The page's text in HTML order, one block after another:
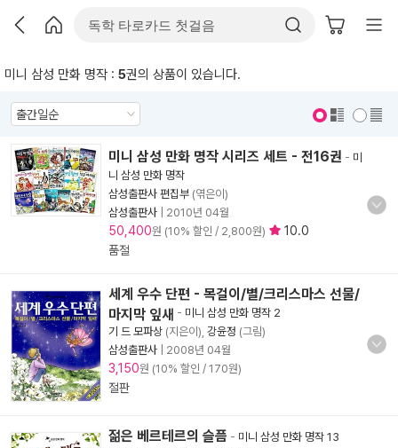
미니 삼성 만화 명작 : 5권의 상품이 있습니다.
미니 삼성 만화 명작 시리즈 세트 - 전16권 - 미
니 삼성 만화 명작
삼성출판사 편집부 (엮은이)
삼성출판사
2010년 04월
50,400원 (10% 할인 / 2,800원)
10.0
품절
세계 우수 단편 - 목걸이/별/크리스마스 선물/
마지막 잎새 - 미니 삼성 만화 명작 2
기 드 모파상 (지은이), 강윤정 (그림)
삼성출판사
2008년 04월
3,150원 (10% 할인 / 170원)
절판
젊은 베르테르의 슬픔 - 미니 삼성 만화 명작 13